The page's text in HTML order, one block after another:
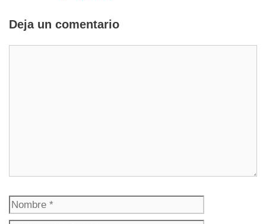
Deja un comentario
Nombre
electrónico